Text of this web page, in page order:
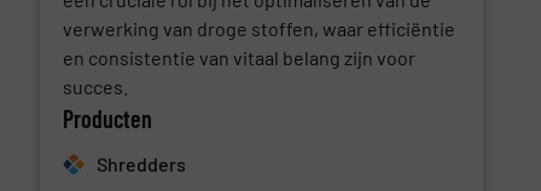
verwerking van droge stoffen, waar efficiëntie
en consistentie van vitaal belang zijn voor
succes.
Producten
Shredders